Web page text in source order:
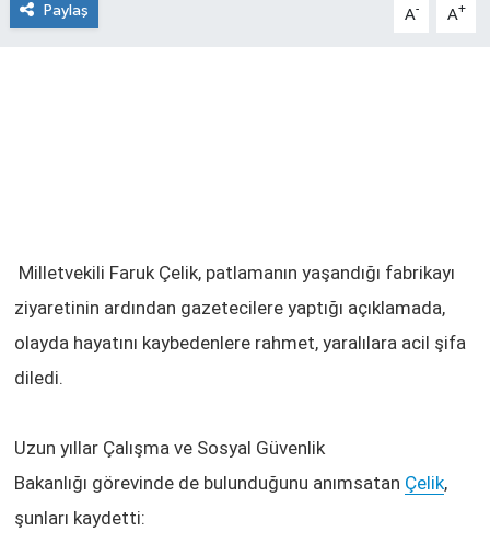
Paylaş A- A+
Milletvekili Faruk Çelik, patlamanın yaşandığı fabrikayı
ziyaretinin ardından gazetecilere yaptığı açıklamada,
olayda hayatını kaybedenlere rahmet, yaralılara acil şifa
diledi.
Uzun yıllar Çalışma ve Sosyal Güvenlik
Bakanlığı görevinde de bulunduğunu anımsatan Çelik,
şunları kaydetti: